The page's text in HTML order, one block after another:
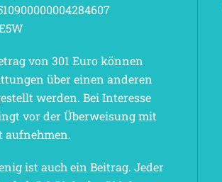
von 301 Euro können
über einen anderen
werden. Bei Interesse
vor der Überweisung mit
ist auch ein Beitrag. Jeder